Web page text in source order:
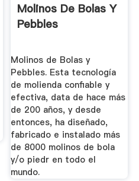
Molinos De Bolas Y
Pebbles
Molinos de Bolas y
Pebbles. Esta tecnología
de molienda confiable y
efectiva, data de hace más
de 200 años, y desde
entonces, ha diseñado,
fabricado e instalado más
de 8000 molinos de bola
y/o piedr en todo el
mundo.